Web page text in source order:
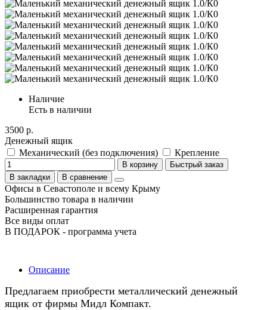
Наличие
Есть в наличии
3500 р.
Денежный ящик
Механический (без подключения)
Крепление
В корзину
Быстрый заказ
В закладки
В сравнение
Офисы в Севастополе и всему Крыму
Большинство товара в наличии
Расширенная гарантия
Все виды оплат
В ПОДАРОК - программа учета
Описание
Предлагаем приобрести металлический денежный
ящик от фирмы Мидл Компакт.